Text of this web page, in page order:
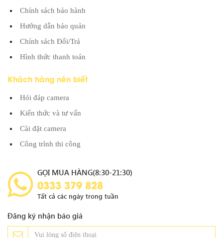
Chính sách bảo hành
Hướng dẫn bảo quản
Chính sách Đổi/Trả
Hình thức thanh toán
Khách hàng nên biết
Hỏi đáp camera
Kiến thức và tư vấn
Cài đặt camera
Công trình thi công
GỌI MUA HÀNG(8:30-21:30)
0333 379 828
Tất cả các ngày trong tuần
Đăng ký nhận báo giá